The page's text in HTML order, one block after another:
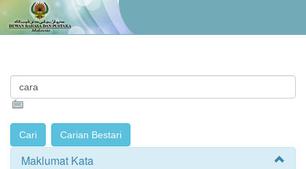
Maklumat Kata